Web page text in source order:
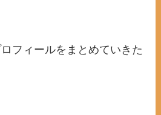
フィールをまとめていきた